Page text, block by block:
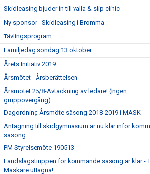
Skidleasing bjuder in till valla & slip clinic
Ny sponsor - Skidleasing i Bromma
Tävlingsprogram
Familjedag söndag 13 oktober
Årets Initiativ 2019
Årsmötet - Årsberättelsen
Årsmötet 25/8-Avtackning av ledare! (Ingen
gruppövergång)
Dagordning Årsmöte säsong 2018-2019 i MASK
Antagning till skidgymnasium är nu klar inför
säsong
PM Styrelsemöte 190513
Landslagstruppen för kommande säsong är klar -
Maskare uttagna!